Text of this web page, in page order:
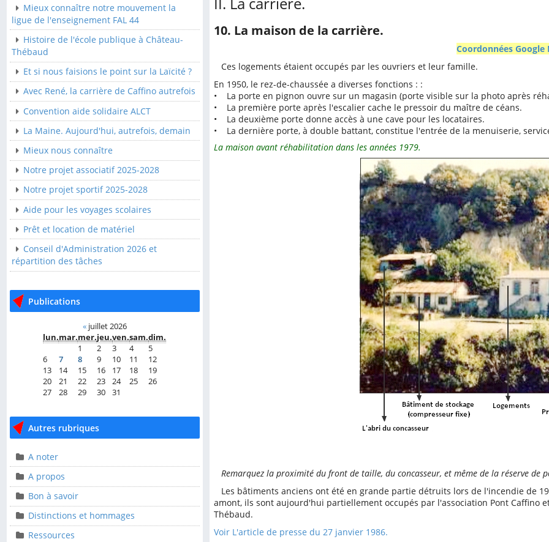
Convention aide solidaire
ALCT
La Maine. Aujourd'hui,
autrefois, demain
Mieux nous connaître
Notre projet associatif
2025-2028
Notre projet sportif 2025-
2028
Aide pour les voyages
scolaires
Prêt et location de
matériel
Conseil d'Administration
2026 et répartition des
tâches
Publications
mer.jeu.ven.sam.dim.
2 3 4
5
11
12
16 17 18
19
23 24 25
26
30 31
Autres rubriques
A noter
A propos
Bon à savoir
Distinctions et
hommages
Mieux connaître notre mouvement la
ligue de l'enseignement FAL 44
Histoire de l'école publique à Château-
Thébaud
Et si nous faisions le point sur la Laïcité ?
Avec René, la carrière de Caffino autrefois
Convention aide solidaire ALCT
La Maine. Aujourd'hui, autrefois, demain
Mieux nous connaître
Notre projet associatif 2025-2028
Notre projet sportif 2025-2028
Aide pour les voyages scolaires
Prêt et location de matériel
Conseil d'Administration 2026 et
répartition des tâches
Publications
«juillet 2026
lun.mar.mer.jeu.ven.sam.dim.
1
2 3 4
5
6
7 8 9 10 11
12
13
14 15 16 17 18
19
20
21 22 23 24 25
26
27
28 29 30 31
Autres rubriques
A noter
A propos
Bon à savoir
Distinctions et hommages
Ressources
10. La maison de la carrière.
Coordonnées Google
Ces logements étaient occupés par les ouvriers et leur famille.
En 1950, le rez-de-chaussée a diverses fonctions : :
• La porte en pignon ouvre sur un magasin (porte visible sur la photo après
• La première porte après l'escalier cache le pressoir du maître de céans.
• La deuxième porte donne accès à une cave pour les locataires.
• La dernière porte, à double battant, constitue l'entrée de la menuiserie,
La maison avant réhabilitation dans les années 1979.
Remarquez la proximité du front de taille, du concasseur, et même de la réserve de
Les bâtiments anciens ont été en grande partie détruits lors de l'incendie de
amont, ils sont aujourd'hui partiellement occupés par l'association Pont Caffino
Thébaud.
Voir L'article de presse du 27 janvier 1986.